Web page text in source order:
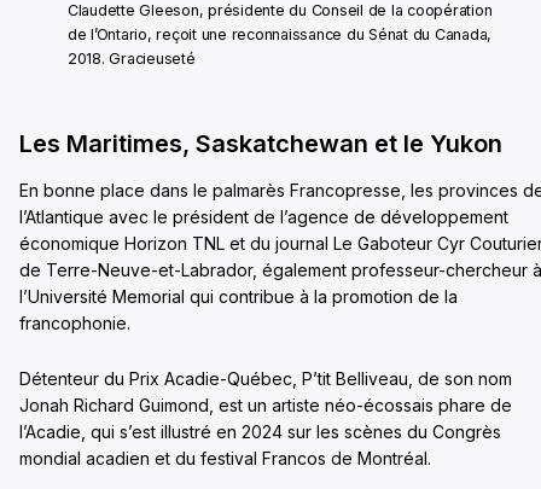
Claudette Gleeson, présidente du Conseil de la coopération
de l’Ontario, reçoit une reconnaissance du Sénat du Canada,
2018. Gracieuseté
Les Maritimes, Saskatchewan et le Yukon
En bonne place dans le palmarès Francopresse, les provinces
l’Atlantique avec le président de l’agence de développement
économique Horizon TNL et du journal Le Gaboteur Cyr
de Terre-Neuve-et-Labrador, également professeur-chercheur à
l’Université Memorial qui contribue à la promotion de la
francophonie.
Détenteur du Prix Acadie-Québec, P’tit Belliveau, de son nom
Jonah Richard Guimond, est un artiste néo-écossais phare de
l’Acadie, qui s’est illustré en 2024 sur les scènes du Congrès
mondial acadien et du festival Francos de Montréal.